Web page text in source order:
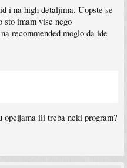
i na high detaljima. Uopste se
imam vise nego
recommended moglo da ide
ili treba neki program?